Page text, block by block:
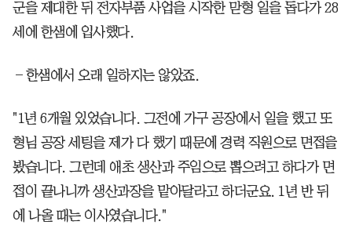
군을 제대한 뒤 전자부품 사업을 시작한 맏형 일을 돕다가 28
세에 한샘에 입사했다.
―한샘에서 오래 일하지는 않았죠.
"1년 6개월 있었습니다. 그전에 가구 공장에서 일을 했고 또
형님 공장 세팅을 제가 다 했기 때문에 경력 직원으로 면접을
봤습니다. 그런데 애초 생산과 주임으로 뽑으려고 하다가 면
접이 끝나니까 생산과장을 맡아달라고 하더군요. 1년 반 뒤
에 나올 때는 이사였습니다."